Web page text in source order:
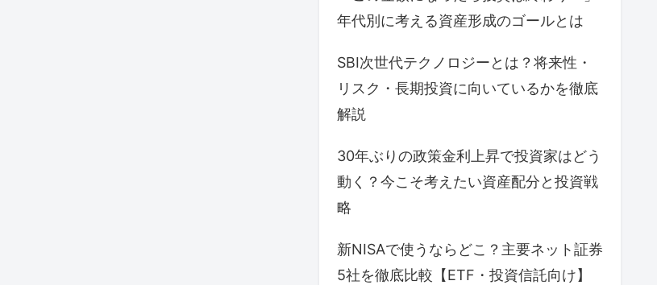
年代別に考える資産形成のゴールとは
SBI次世代テクノロジーとは？将来性・
リスク・長期投資に向いているかを徹底
解説
30年ぶりの政策金利上昇で投資家はどう
動く？今こそ考えたい資産配分と投資戦
略
新NISAで使うならどこ？主要ネット証券
5社を徹底比較【ETF・投資信託向け】